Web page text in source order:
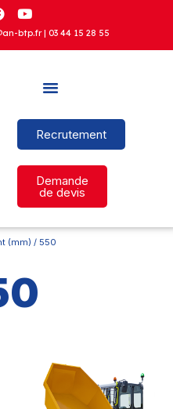
btp.fr | 03 44 15 28 55
Recrutement
Demande
de devis
(mm) / 550